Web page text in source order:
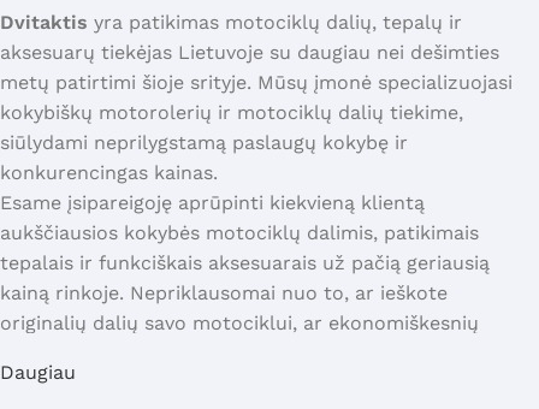
Dvitaktis yra patikimas motociklų dalių, tepalų ir
aksesuarų tiekėjas Lietuvoje su daugiau nei dešimties
metų patirtimi šioje srityje. Mūsų įmonė specializuojasi
kokybiškų motorolerių ir motociklų dalių tiekime,
siūlydami neprilygstamą paslaugų kokybę ir
konkurencingas kainas.
Esame įsipareigoję aprūpinti kiekvieną klientą
aukščiausios kokybės motociklų dalimis, patikimais
tepalais ir funkciškais aksesuarais už pačią geriausią
kainą rinkoje. Nepriklausomai nuo to, ar ieškote
originalių dalių savo motociklui, ar ekonomiškesnių
poreikiui ir biudžetui.
Daugiau